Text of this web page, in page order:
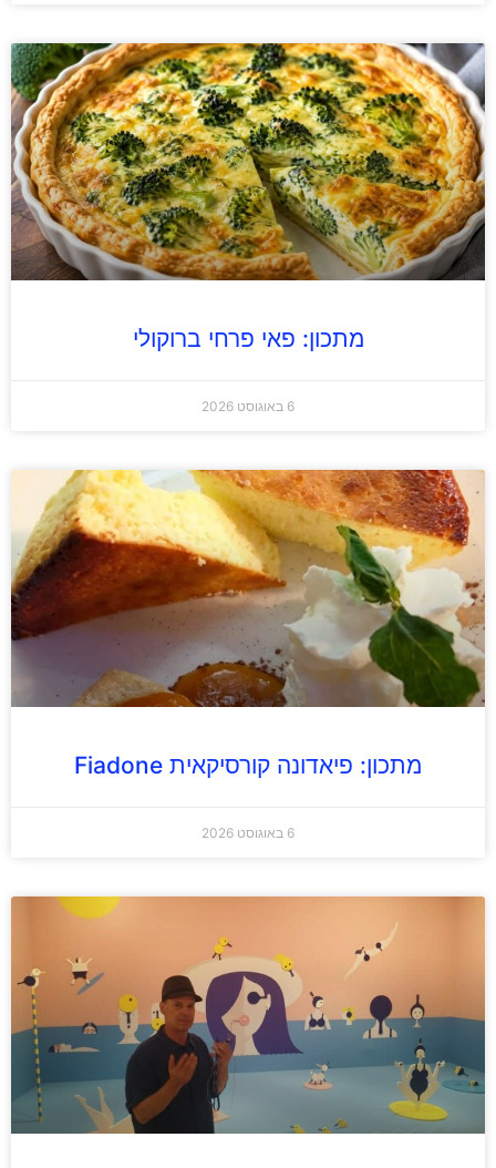
מתכון: פאי פרחי ברוקולי
6 באוגוסט 2026
מתכון: פיאדונה קורסיקאית Fiadone
6 באוגוסט 2026